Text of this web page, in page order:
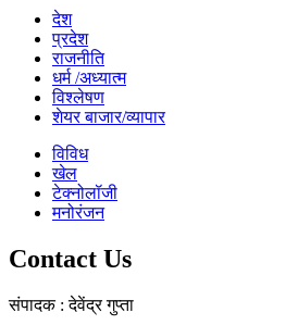
देश
प्रदेश
राजनीति
धर्म /अध्यात्म
विश्लेषण
शेयर बाजार/व्यापार
विविध
खेल
टेक्नोलॉजी
मनोरंजन
Contact Us
संपादक : देवेंद्र गुप्ता